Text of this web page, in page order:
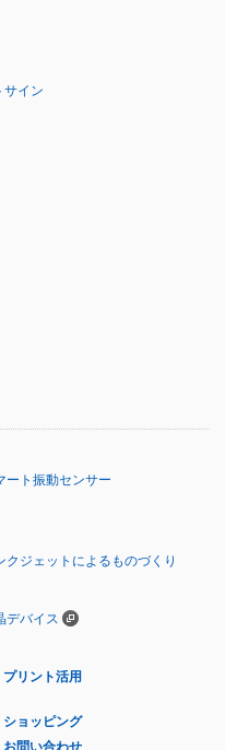
サイン
ート振動センサー
クジェットによるものづくり
デバイス
プリント活用
ショッピング
お問い合わせ